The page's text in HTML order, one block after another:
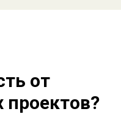
от
проектов?